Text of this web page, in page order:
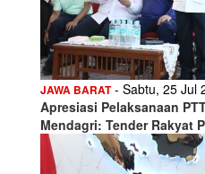
JAWA BARAT- Sabtu, 25 Jul
Apresiasi Pelaksanaan
Mendagri: Tender Rakyat